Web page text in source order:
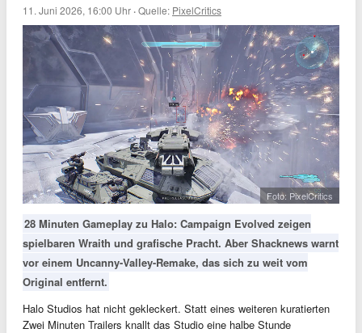
11. Juni 2026, 16:00 Uhr ·Quelle: PixelCritics
Foto: PixelCritics
28 Minuten Gameplay zu Halo: Campaign Evolved zeigen
spielbaren Wraith und grafische Pracht. Aber Shacknews warnt
vor einem Uncanny-Valley-Remake, das sich zu weit vom
Original entfernt.
Halo Studios hat nicht gekleckert. Statt eines weiteren kuratierten
Zwei Minuten Trailers knallt das Studio eine halbe Stunde